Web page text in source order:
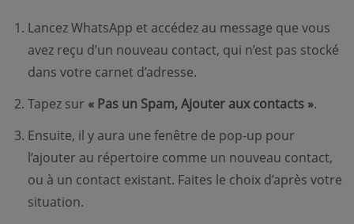
Lancez WhatsApp et accédez au message que vous
avez reçu d’un nouveau contact, qui n’est pas stocké
dans votre carnet d’adresse.
Tapez sur « Pas un Spam, Ajouter aux contacts ».
Ensuite, il y aura une fenêtre de pop-up pour
l’ajouter au répertoire comme un nouveau contact,
ou à un contact existant. Faites le choix d’après votre
situation.